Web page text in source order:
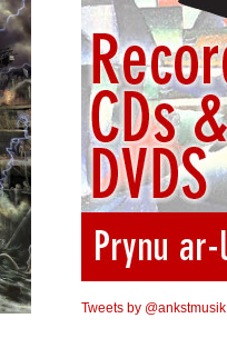
Tweets by @ankstmusik